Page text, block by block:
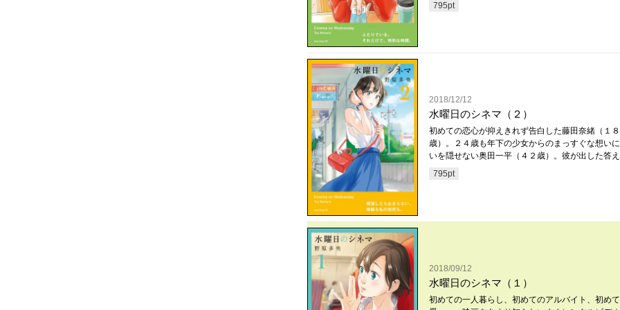
795pt
2018/12/12
水曜日のシネマ（２）
初めての恋心が抑えきれず告白した藤田奈緒（１８
歳）。２４歳も年下の少女からのまっすぐな想い
いを隠せない奥田一平（４２歳）。彼が出した答
795pt
2018/09/12
水曜日のシネマ（１）
初めての一人暮らし、初めてのアルバイト、初め